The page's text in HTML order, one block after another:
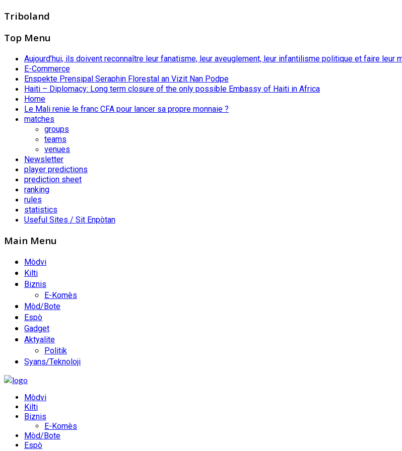
Triboland
Top Menu
Aujourd’hui, ils doivent reconnaître leur fanatisme, leur aveuglement, leur infantilisme politique et faire leur
E-Commerce
Enspekte Prensipal Seraphin Florestal an Vizit Nan Podpe
Haiti – Diplomacy: Long term closure of the only possible Embassy of Haiti in Africa
Home
Le Mali renie le franc CFA pour lancer sa propre monnaie ?
matches
groups
teams
venues
Newsletter
player predictions
prediction sheet
ranking
rules
statistics
Useful Sites / Sit Enpòtan
Main Menu
Mòdvi
Kilti
Biznis
E-Komès
Mòd/Bote
Espò
Gadget
Aktyalite
Politik
Syans/Teknoloji
Mòdvi
Kilti
Biznis
E-Komès
Mòd/Bote
Espò